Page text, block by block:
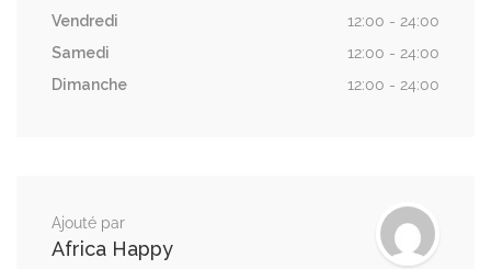
Vendredi
12:00 - 24:00
Samedi
12:00 - 24:00
Dimanche
12:00 - 24:00
Ajouté par
Africa Happy